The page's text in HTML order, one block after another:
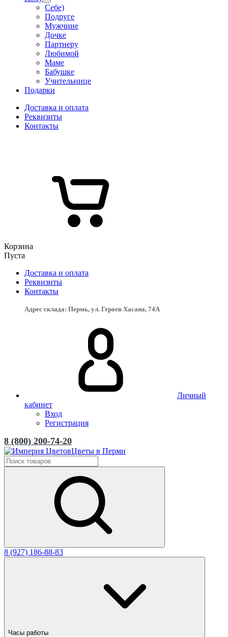
Себе)
Подруге
Мужчине
Дочке
Партнеру
Любимой
Маме
Бабушке
Учительнице
Подарки
Доставка и оплата
Реквизиты
Контакты
Корзина
Пуста
Доставка и оплата
Реквизиты
Контакты
Адрес склада: Пермь, ул. Героев Хасана, 74А
Личный
кабинет
Вход
Регистрация
8 (800) 200-74-20
Цветы в Перми
8 (927) 186-88-83
Часы работы